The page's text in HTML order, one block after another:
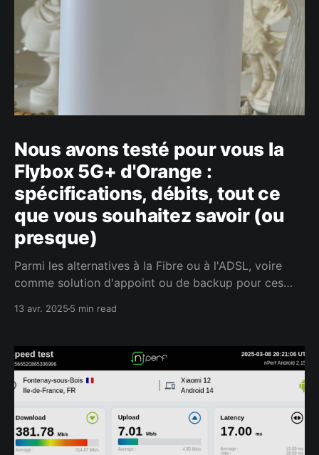
Nous avons testé pour vous la
Flybox 5G+ d'Orange :
spécifications, débits, tout ce
que vous souhaitez savoir (ou
presque)
Parmi les alternatives à la Fibre ou à l'ADSL, voire
comme solution d'appoint ou de backup pour ces
13 avr. 2025 5 min read